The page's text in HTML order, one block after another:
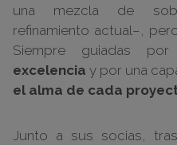
una mezcla de
refinamiento actual–,
Siempre guiadas
excelencia y por una
el alma de cada
Junto a sus socias,